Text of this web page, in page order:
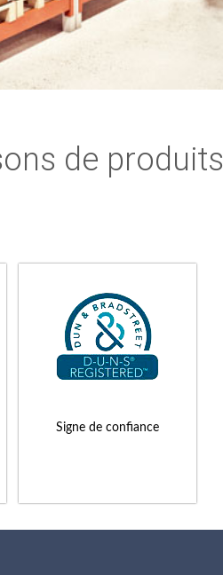
de produits
Signe de confiance